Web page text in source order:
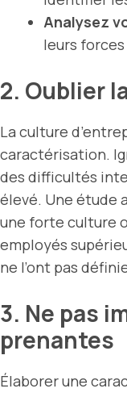
Analysez
leurs
2. Oublier
La culture
caractérisation.
des difficultés
élevé. Une étude
une forte culture
employés
ne l’ont pas
3. Ne pas
prenantes
Élaborer une